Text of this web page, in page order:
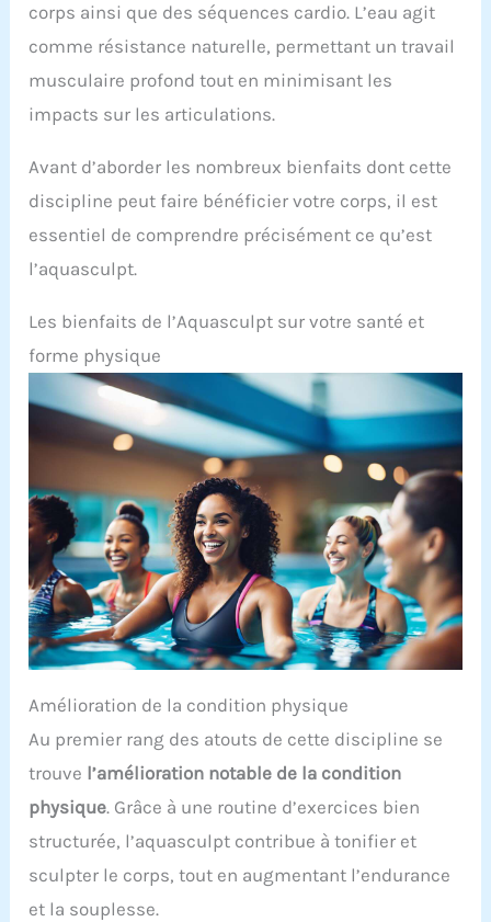
corps ainsi que des séquences cardio. L’eau agit
comme résistance naturelle, permettant un travail
musculaire profond tout en minimisant les
impacts sur les articulations.
Avant d’aborder les nombreux bienfaits dont cette
discipline peut faire bénéficier votre corps, il est
essentiel de comprendre précisément ce qu’est
l’aquasculpt.
Les bienfaits de l’Aquasculpt sur votre santé et
forme physique
Amélioration de la condition physique
Au premier rang des atouts de cette discipline se
trouve l’amélioration notable de la condition
physique. Grâce à une routine d’exercices bien
structurée, l’aquasculpt contribue à tonifier et
sculpter le corps, tout en augmentant l’endurance
et la souplesse.